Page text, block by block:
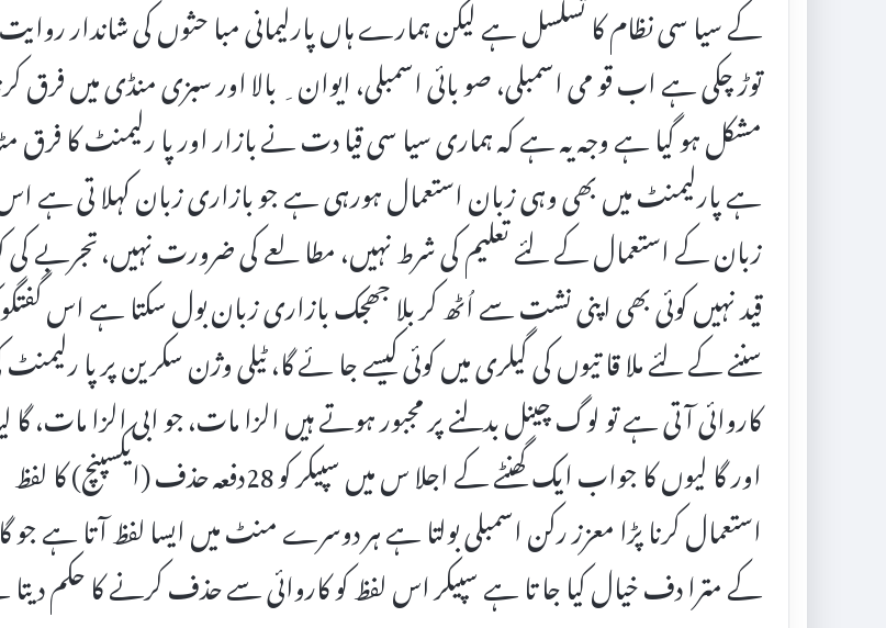
کے سیا سی نظام کا تسلسل ہے لیکن ہمارے ہاں پارلیمانی مبا حثوں کی شاندار
توڑ چکی ہے اب قو می اسمبلی، صو بائی اسمبلی، ایوان ِ بالا اور سبزی منڈی میں فرق
مشکل ہو گیا ہے وجہ یہ ہے کہ ہماری سیا سی قیا دت نے بازار اور پا رلیمنٹ کا فرق
ہے پارلیمنٹ میں بھی وہی زبان استعمال ہورہی ہے جو بازاری زبان کہلا تی ہے
زبان کے استعمال کے لئے تعلیم کی شرط نہیں، مطا لعے کی ضرورت نہیں، تجربے کی
قید نہیں کوئی بھی اپنی نشت سے اُٹھ کر بلا جھجک بازاری زبان بول سکتا ہے اس
سننے کے لئے ملا قا تیوں کی گیلری میں کوئی کیسے جا ئے گا، ٹیلی وژن سکرین پر پا
کاروائی آتی ہے تو لوگ چینل بدلنے پر مجبور ہوتے ہیں الزا مات، جو ابی الزا مات، گا
اور گا لیوں کا جواب ایک گھنٹے کے اجلا س میں سپیکر کو 28دفعہ حذف (ایکسپنچ) کا لفظ
استعمال کرنا پڑا معزز رکن اسمبلی بولتا ہے ہر دوسرے منٹ میں ایسا لفظ آتا ہے جو
کے مترا دف خیال کیا جا تا ہے سپیکر اس لفظ کو کاروائی سے حذف کرنے کا حکم